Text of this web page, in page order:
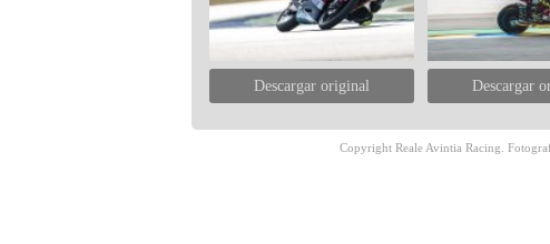
Descargar original Descargar
Copyright Reale Avintia Racing.